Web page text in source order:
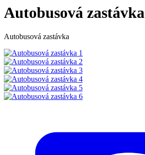
Autobusová zastávka
Autobusová zastávka